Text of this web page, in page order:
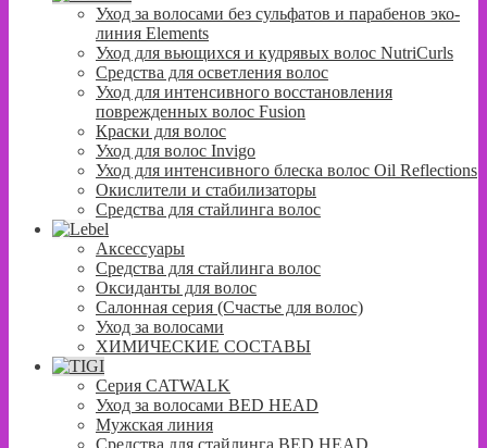
Уход за волосами без сульфатов и парабенов эко-
линия Elements
Уход для вьющихся и кудрявых волос NutriCurls
Средства для осветления волос
Уход для интенсивного восстановления
поврежденных волос Fusion
Краски для волос
Уход для волос Invigo
Уход для интенсивного блеска волос Oil Reflections
Окислители и стабилизаторы
Средства для стайлинга волос
Аксессуары
Средства для стайлинга волос
Оксиданты для волос
Салонная серия (Счастье для волос)
Уход за волосами
ХИМИЧЕСКИЕ СОСТАВЫ
Серия CATWALK
Уход за волосами BED HEAD
Мужская линия